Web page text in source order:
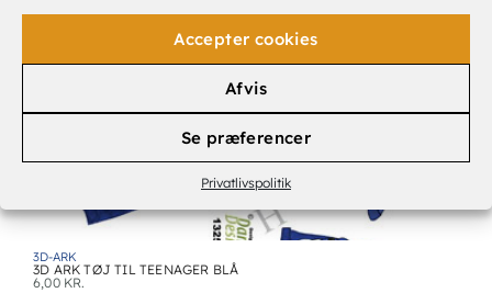
Accepter cookies
Afvis
Se præferencer
Privatlivspolitik
3D-ARK
3D ARK TØJ TIL TEENAGER BLÅ
6,00 KR.